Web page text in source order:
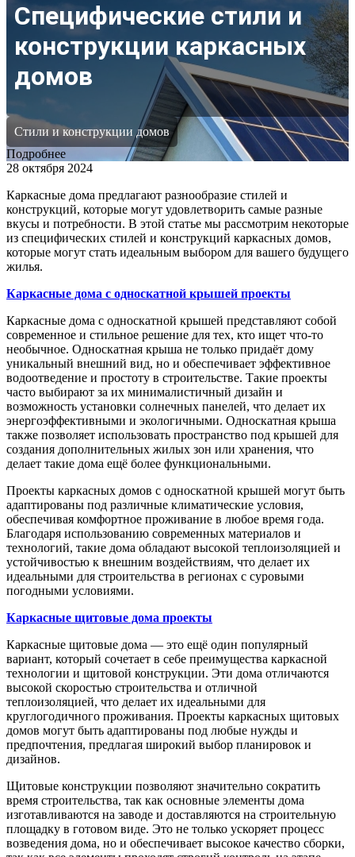
Специфические стили и
конструкции каркасных
домов
Стили и конструкции домов
Подробнее
28 октября 2024
Каркасные дома предлагают разнообразие стилей и
конструкций, которые могут удовлетворить самые разные
вкусы и потребности. В этой статье мы рассмотрим некоторые
из специфических стилей и конструкций каркасных домов,
которые могут стать идеальным выбором для вашего будущего
жилья.
Каркасные дома с односкатной крышей проекты
Каркасные дома с односкатной крышей представляют собой
современное и стильное решение для тех, кто ищет что-то
необычное. Односкатная крыша не только придаёт дому
уникальный внешний вид, но и обеспечивает эффективное
водоотведение и простоту в строительстве. Такие проекты
часто выбирают за их минималистичный дизайн и
возможность установки солнечных панелей, что делает их
энергоэффективными и экологичными. Односкатная крыша
также позволяет использовать пространство под крышей для
создания дополнительных жилых зон или хранения, что
делает такие дома ещё более функциональными.
Проекты каркасных домов с односкатной крышей могут быть
адаптированы под различные климатические условия,
обеспечивая комфортное проживание в любое время года.
Благодаря использованию современных материалов и
технологий, такие дома обладают высокой теплоизоляцией и
устойчивостью к внешним воздействиям, что делает их
идеальными для строительства в регионах с суровыми
погодными условиями.
Каркасные щитовые дома проекты
Каркасные щитовые дома — это ещё один популярный
вариант, который сочетает в себе преимущества каркасной
технологии и щитовой конструкции. Эти дома отличаются
высокой скоростью строительства и отличной
теплоизоляцией, что делает их идеальными для
круглогодичного проживания. Проекты каркасных щитовых
домов могут быть адаптированы под любые нужды и
предпочтения, предлагая широкий выбор планировок и
дизайнов.
Щитовые конструкции позволяют значительно сократить
время строительства, так как основные элементы дома
изготавливаются на заводе и доставляются на строительную
площадку в готовом виде. Это не только ускоряет процесс
возведения дома, но и обеспечивает высокое качество сборки,